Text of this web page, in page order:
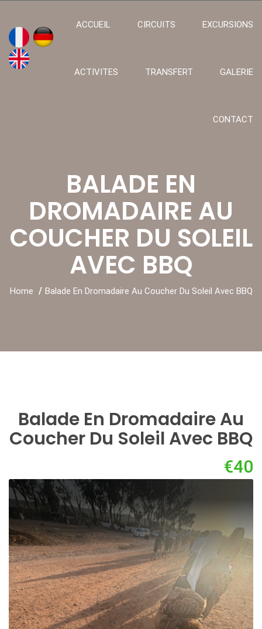
ACCUEIL CIRCUITS EXCURSIONS
ACTIVITES TRANSFERT GALERIE
CONTACT
BALADE EN
DROMADAIRE AU
COUCHER DU SOLEIL
AVEC BBQ
Home Balade En Dromadaire Au Coucher Du Soleil Avec BBQ
Balade En Dromadaire Au
Coucher Du Soleil Avec BBQ
€40